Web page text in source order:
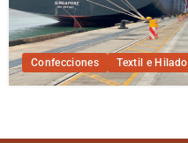
Confecciones Textil e Hilado